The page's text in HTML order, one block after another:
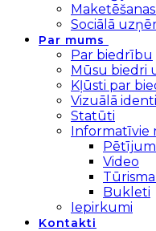
Sociālā
Par mums
Par biedrību
Mūsu biedri
Kļūsti par
Vizuālā
Statūti
Informatīvie
Video
Bukleti
Iepirkumi
Kontakti